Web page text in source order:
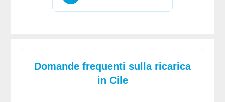
Domande frequenti sulla ricarica
in Cile